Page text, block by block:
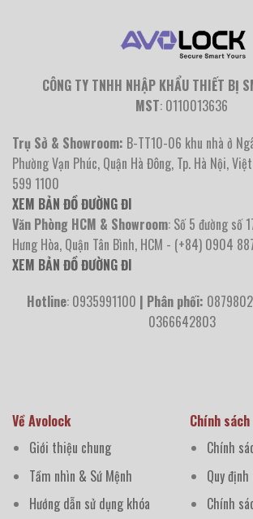
CÔNG TY TNHH NHẬP KHẨU THIẾT BỊ
MST: 0110013636
Trụ Sở & Showroom: B-TT10-06 khu nhà ở
Phường Vạn Phúc, Quận Hà Đông, Tp. Hà Nội,
599 1100
XEM BẢN ĐỒ ĐƯỜNG ĐI
Văn Phòng HCM & Showroom: Số 5 đường số
Hưng Hòa, Quận Tân Bình, HCM - (+84) 0904
XEM BẢN ĐỒ ĐƯỜNG ĐI
Hotline: 0935991100 | Phân phối:
0366642803
Về Avolock
Giới thiệu chung
Tầm nhìn & Sứ Mệnh
Hướng dẫn sử dụng khóa
Chính sách
Chính
Quy
Chính